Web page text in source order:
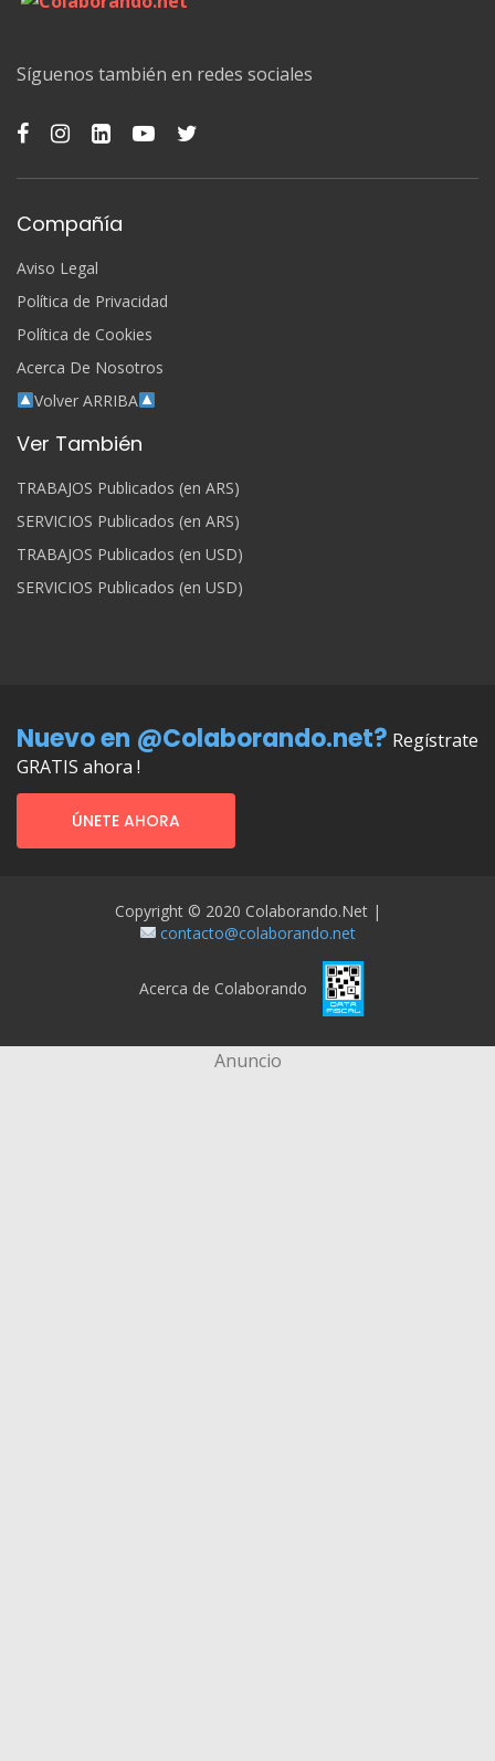
Síguenos también en redes sociales
Compañía
Aviso Legal
Política de Privacidad
Política de Cookies
Acerca De Nosotros
Volver ARRIBA
Ver También
TRABAJOS Publicados (en ARS)
SERVICIOS Publicados (en ARS)
TRABAJOS Publicados (en USD)
SERVICIOS Publicados (en USD)
Nuevo en @Colaborando.net? Regístrate
GRATIS ahora !
ÚNETE AHORA
Copyright © 2020 Colaborando.net |
contacto@colaborando.net
Acerca de Colaborando
Anuncio